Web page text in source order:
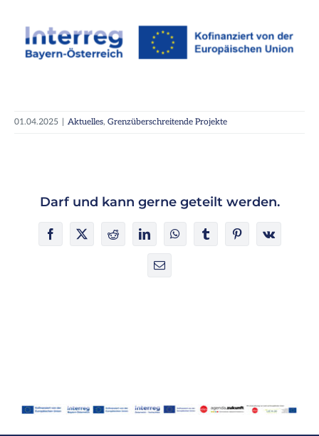
01.04.2025 | Aktuelles, Grenzüberschreitende Projekte
Darf und kann gerne geteilt werden.
Facebook
X RedditLinkedInWhatsAppTumblrPinterest
Vk
E-